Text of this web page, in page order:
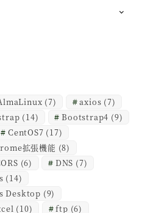
(7) axios (7)
(14) Bootstrap4 (9)
CentOS7 (17)
拡張機能 (8)
(6) DNS (7)
(14)
Desktop (9)
(10) ftp (6)